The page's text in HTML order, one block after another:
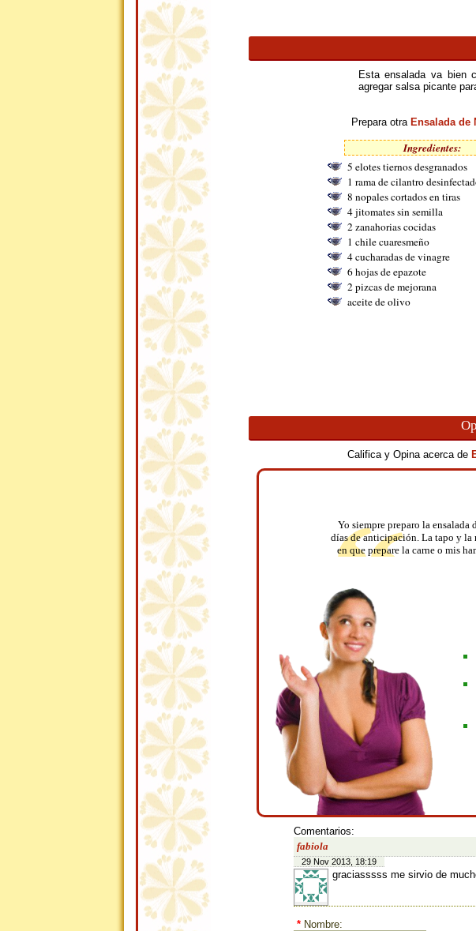
Esta ensalada va bien
agregar salsa picante
Prepara otra Ensalada de
Ingredientes:
5 elotes tiernos desgranados
1 rama de cilantro
8 nopales cortados en tiras
4 jitomates sin semilla
2 zanahorias cocidas
1 chile cuaresmeño
4 cucharadas de vinagre
6 hojas de epazote
2 pizcas de mejorana
aceite de olivo
Califica y Opina acerca de
Yo siempre preparo la ensalada
días de anticipación. La tapo y la
en que prepare la carne o mis
Comentarios:
fabiola
29 Nov 2013, 18:19
graciasssss me sirvio de
* Nombre: